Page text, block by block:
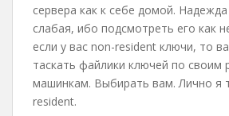
сервера как к себе домой.
слабая, ибо подсмотреть его как
если у вас non-resident ключи, то
таскать файлики ключей по своим
машинкам. Выбирать вам. Лично я
resident.